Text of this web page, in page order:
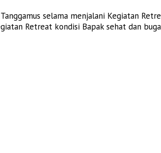
selama menjalani Kegiatan
Retreat kondisi Bapak sehat dan